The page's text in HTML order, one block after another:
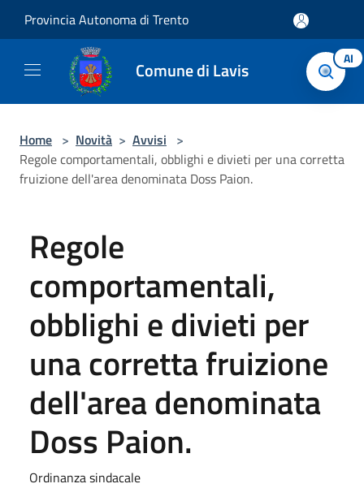
Provincia Autonoma di Trento
Comune di Lavis AI
Home > Novità > Avvisi >
Regole comportamentali, obblighi e divieti per una corretta
fruizione dell'area denominata Doss Paion.
Regole
comportamentali,
obblighi e divieti per
una corretta fruizione
dell'area denominata
Doss Paion.
Ordinanza sindacale